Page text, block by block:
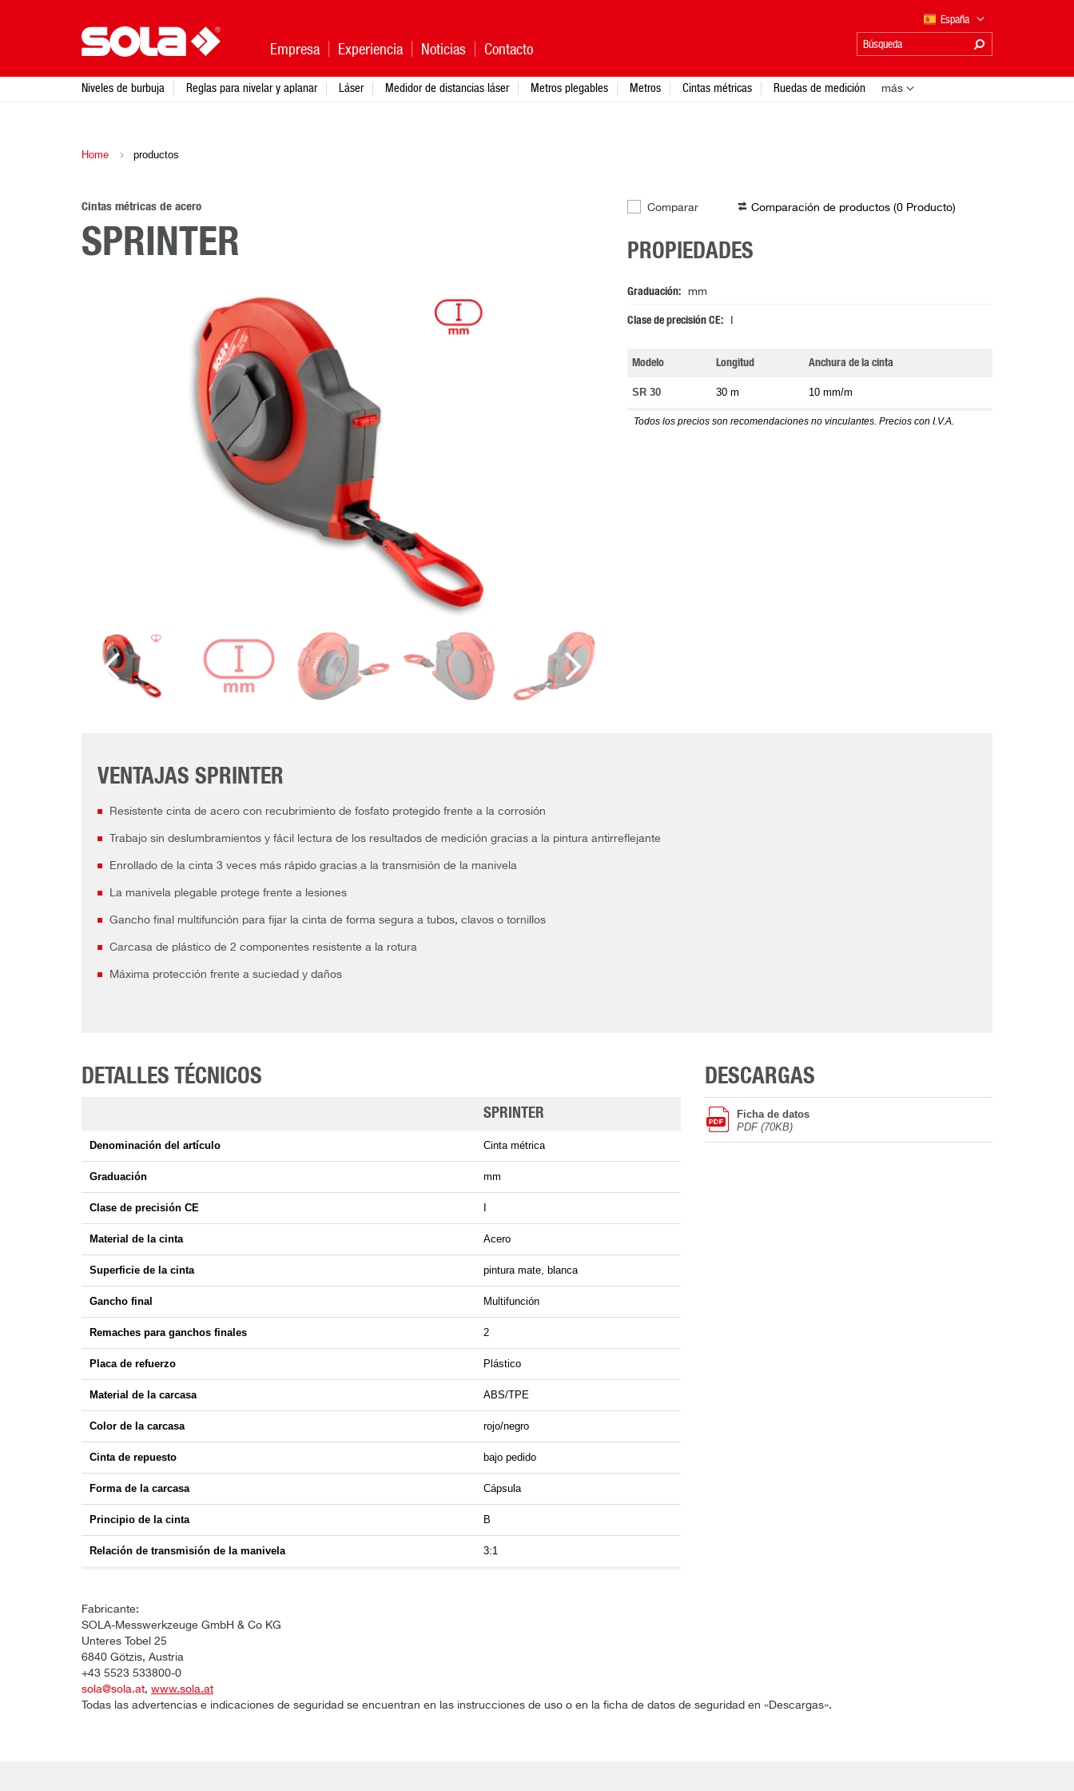
Home productos
Cintas métricas de acero
SPRINTER
Comparar Comparación de productos (0 Producto)
PROPIEDADES
Graduación mm
Clase de precisión CE
Modelo Longitud Anchura de la cinta
SR 30 30 m 10 mm/m
Todos los precios son recomendaciones no vinculantes. Precios con I.V.A.
VENTAJAS SPRINTER
Resistente cinta de acero con recubrimiento de fosfato protegido frente a la corrosión
Trabajo sin deslumbramientos y fácil lectura de los resultados de medición gracias a la pintura antirreflejante
Enrollado de la cinta 3 veces más rápido gracias a la transmisión de la manivela
La manivela plegable protege frente a lesiones
Gancho final multifunción para fijar la cinta de forma segura a tubos, clavos o tornillos
Carcasa de plástico de 2 componentes resistente a la rotura
Máxima protección frente a suciedad y daños
DETALLES TÉCNICOS
SPRINTER
Denominación del artículo Cinta métrica
Graduación mm
Clase de precisión CE
Material de la cinta Acero
Superficie de la cinta pintura mate, blanca
Gancho final Multifunción
Remaches para ganchos finales 2
Placa de refuerzo Plástico
Material de la carcasa ABS/TPE
Color de la carcasa rojo/negro
Cinta de repuesto bajo pedido
Forma de la carcasa Cápsula
Principio de la cinta B
Relación de transmisión de la manivela 3:1
DESCARGAS
Ficha de datos
PDF (70KB)
Fabricante:
SOLA-Messwerkzeuge GmbH & Co KG
Unteres Tobel 25
6840 Götzis, Austria
+43 5523 533800-0
sola@sola.at, www.sola.at
Todas las advertencias e indicaciones de seguridad se encuentran en las instrucciones de uso o en la ficha de datos de seguridad en «Descargas».
Empresa Experiencia Noticias Contacto
España
Niveles de burbuja Reglas para nivelar y aplanar Láser Medidor de distancias láser Metros plegables Metros Cintas métricas Ruedas de medición más